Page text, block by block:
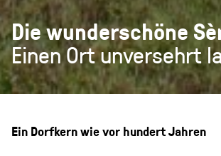
Die wunderschöne
Einen Ort unversehrt
Ein Dorfkern wie vor hundert Jahren